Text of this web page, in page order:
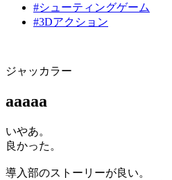
#シューティングゲーム
#3Dアクション
ジャッカラー
aaaaa
いやあ。
良かった。
導入部のストーリーが良い。